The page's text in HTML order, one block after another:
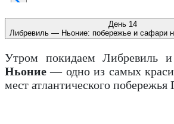
День 14
Либревиль — Ньоние: побережье и сафари
Утром покидаем Либревиль и
Ньоние— одно из самых
мест атлантического побережья